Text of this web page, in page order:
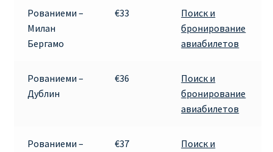
КАК НАЙТИ ДЕШЕВЫЙ БИЛЕТ
Кипр
Рованиеми –
Милан
Бергамо
€33
Поиск и
бронирование
авиабилетов
Рованиеми –
Дублин
€36
Поиск и
бронирование
авиабилетов
Рованиеми –
€37
Поиск и